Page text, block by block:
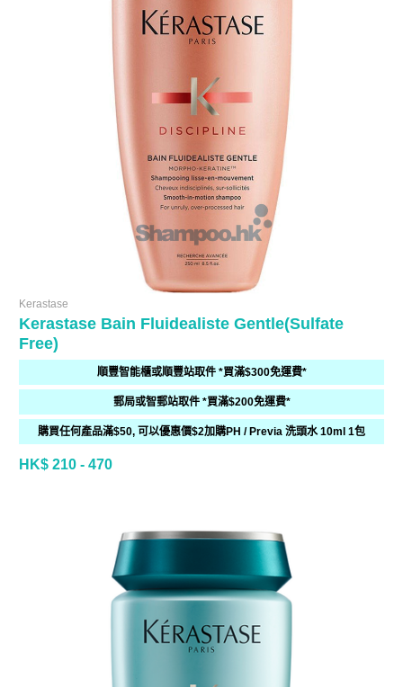
Kerastase
Kerastase Bain Fluidealiste Gentle(Sulfate
Free)
順豐智能櫃或順豐站取件 *買滿$300免運費*
郵局或智郵站取件 *買滿$200免運費*
購買任何產品滿$50, 可以優惠價$2加購PH / Previa 洗頭水 10ml 1包
HK$ 210 - 470